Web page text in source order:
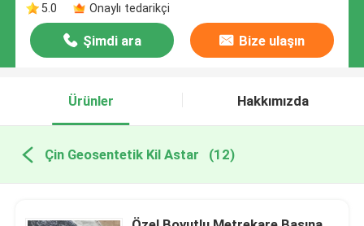
5.0
Onaylı tedarikçi
Şimdi ara Bize ulaşın
Ürünler Hakkımızda
Çin Geosentetik Kil Astar (12)